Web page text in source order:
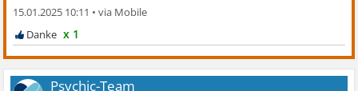
15.01.2025 10:11 •
x 1
Psychic-Team